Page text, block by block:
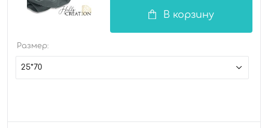
В корзину
Размер:
25*70